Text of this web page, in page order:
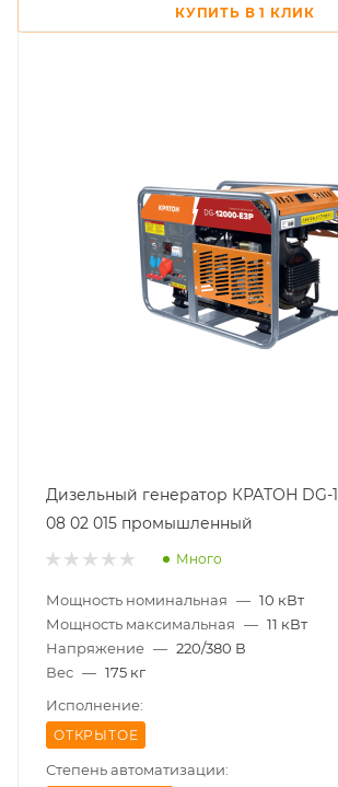
КУПИТЬ В 1 КЛИК
Дизельный генератор КРАТОН DG-
08 02 015 промышленный
Много
Мощность номинальная — 10 кВт
Мощность максимальная — 11 кВт
Напряжение — 220/380 В
Вес — 175 кг
Исполнение:
ОТКРЫТОЕ
Степень автоматизации: